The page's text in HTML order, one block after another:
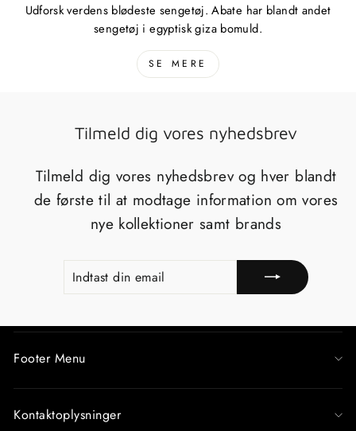
Udforsk verdens blødeste sengetøj. Abate har blandt andet
sengetøj i egyptisk giza bomuld.
SE MERE
Tilmeld dig vores nyhedsbrev
Tilmeld dig vores nyhedsbrev og hver blandt
de første til at modtage information om vores
nye kollektioner samt brands
EMAIL
Footer Menu
Kontaktoplysninger